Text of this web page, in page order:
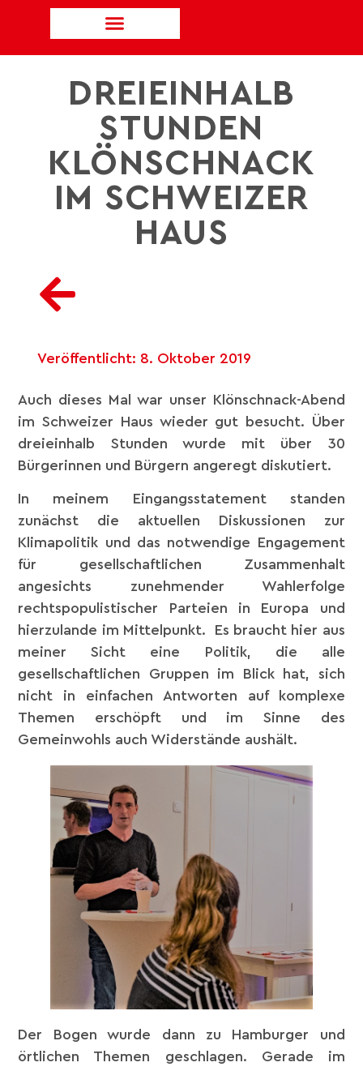
DREIEINHALB
STUNDEN
KLÖNSCHNACK
IM SCHWEIZER
HAUS
Veröffentlicht: 8. Oktober 2019
Auch dieses Mal war unser Klönschnack-Abend
im Schweizer Haus wieder gut besucht. Über
dreieinhalb Stunden wurde mit über 30
Bürgerinnen und Bürgern angeregt diskutiert.
In meinem Eingangsstatement standen
zunächst die aktuellen Diskussionen zur
Klimapolitik und das notwendige Engagement
für gesellschaftlichen Zusammenhalt
angesichts zunehmender Wahlerfolge
rechtspopulistischer Parteien in Europa und
hierzulande im Mittelpunkt. Es braucht hier aus
meiner Sicht eine Politik, die alle
gesellschaftlichen Gruppen im Blick hat, sich
nicht in einfachen Antworten auf komplexe
Themen erschöpft und im Sinne des
Gemeinwohls auch Widerstände aushält.
Der Bogen wurde dann zu Hamburger und
örtlichen Themen geschlagen. Gerade im